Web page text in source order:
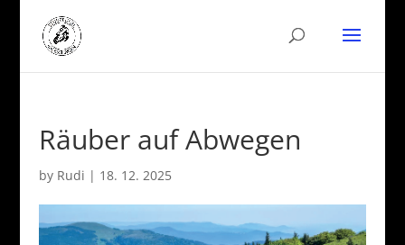
Räuber auf Abwegen
by Rudi | 18. 12. 2025